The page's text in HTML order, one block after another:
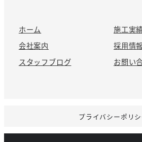
ホーム
施工実
会社案内
採用情報
スタッフブログ
お問い
プライバシーポリ